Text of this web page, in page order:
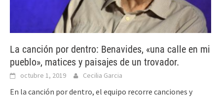
La canción por dentro: Benavides, «una calle en mi
pueblo», matices y paisajes de un trovador.
octubre 1, 2019 Cecilia Garcia
En la canción por dentro, el equipo recorre canciones y